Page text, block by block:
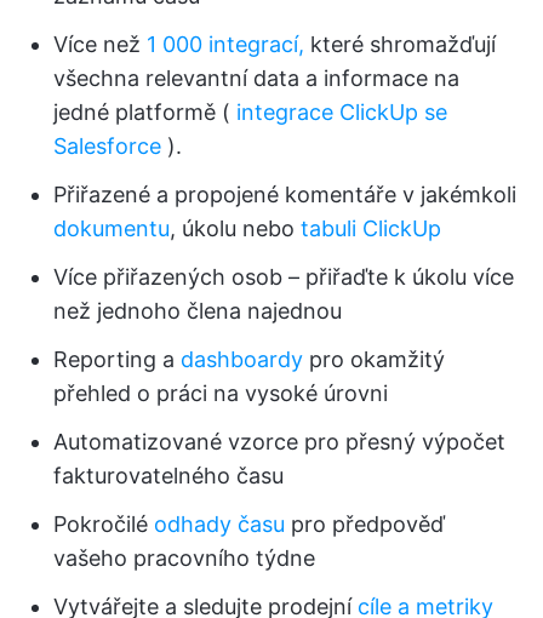
Více než 1 000 integrací, které shromažďují
všechna relevantní data a informace na
jedné platformě ( integrace ClickUp se
Salesforce ).
Přiřazené a propojené komentáře v jakémkoli
dokumentu, úkolu nebo tabuli ClickUp
Více přiřazených osob – přiřaďte k úkolu více
než jednoho člena najednou
Reporting a dashboardy pro okamžitý
přehled o práci na vysoké úrovni
Automatizované vzorce pro přesný výpočet
fakturovatelného času
Pokročilé odhady času pro předpověď
vašeho pracovního týdne
Vytvářejte a sledujte prodejní cíle a metriky